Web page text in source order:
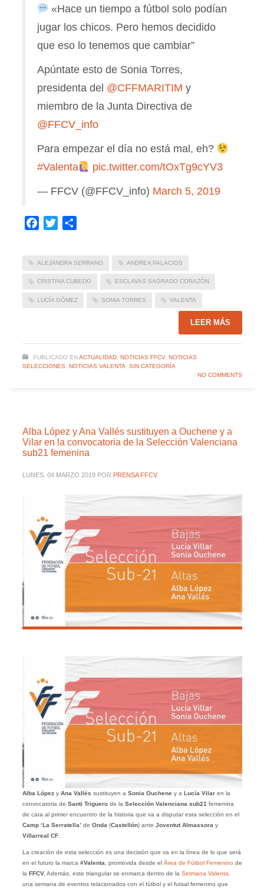
«Hace un tiempo a fútbol solo podían
jugar los chicos. Pero hemos decidido
que eso lo tenemos que cambiar”
Apúntate esto de Sonia Torres,
presidenta del @CFFMARITIM y
miembro de la Junta Directiva de
@FFCV_info
Para empezar el día no está mal, eh?
#Valenta
pic.twitter.com/tOxTg9cYV3
— FFCV (@FFCV_info) March 5, 2019
Facebook
Twitter
ALEJANDRA SERRANO ANDREA PALACIOS
CRISTINA CUBEDO ESCLAVAS SAGRADO CORAZÓN
LUCÍA GÓMEZ SONIA TORRES VALENTA
LEER MÁS
PUBLICADO EN ACTUALIDAD, NOTICIAS FFCV, NOTICIAS
SELECCIONES, NOTICIAS VALENTA, SIN CATEGORÍA
NO COMMENTS
Alba López y Ana Vallés sustituyen a Ouchene y a
Vilar en la convocatoria de la Selección Valenciana
sub21 femenina
LUNES, 04 MARZO 2019 POR PRENSA FFCV
Alba Lópezy Ana Vallés sustituyen a Sonia Oucheney a Lucía Vilaren la
convocatoria de Santi Triguerode la Selección Valenciana sub21 femenina
de cara al primer encuentro de la historia que va a disputar esta selección en el
Camp ‘La Serratella’ de Onda (Castellón) ante Joventut Almassora y
Villarreal CF.
La creación de esta selección es una decisión que va en la línea de lo que será
en el futuro la marca #Valenta , promovida desde el Área de Fútbol Femeninode
la FFCV. Además, este triangular se enmarca dentro de la Setmana Valenta
una semana de eventos relacionados con el fútbol y el futsal femenino que